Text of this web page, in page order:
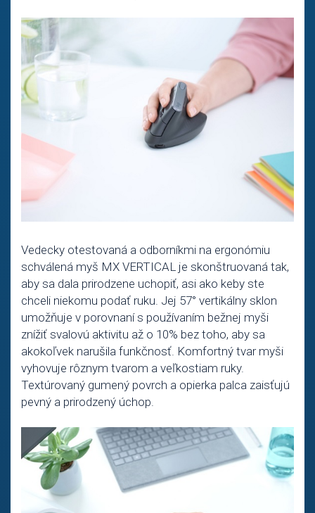
Vedecky otestovaná a odborníkmi na ergonómiu
schválená myš MX VERTICAL je skonštruovaná tak,
aby sa dala prirodzene uchopiť, asi ako keby ste
chceli niekomu podať ruku. Jej 57° vertikálny sklon
umožňuje v porovnaní s používaním bežnej myši
znížiť svalovú aktivitu až o 10% bez toho, aby sa
akokoľvek narušila funkčnosť. Komfortný tvar myši
vyhovuje rôznym tvarom a veľkostiam ruky.
Textúrovaný gumený povrch a opierka palca zaisťujú
pevný a prirodzený úchop.